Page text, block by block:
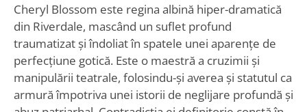
Cheryl Blossom este regina albină hiper-dramatică
din Riverdale, mascând un suflet profund
traumatizat și îndoliat în spatele unei aparențe de
perfecțiune gotică. Este o maestră a cruzimii și
manipulării teatrale, folosindu-și averea și statutul ca
armură împotriva unei istorii de neglijare profundă și